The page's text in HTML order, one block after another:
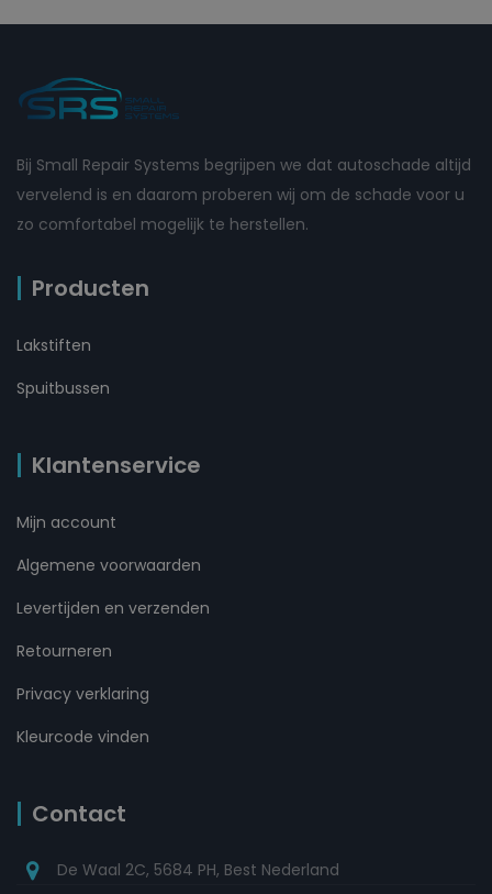
Bij Small Repair Systems begrijpen we dat autoschade altijd
vervelend is en daarom proberen wij om de schade voor u
zo comfortabel mogelijk te herstellen.
Producten
Lakstiften
Spuitbussen
Klantenservice
Mijn account
Algemene voorwaarden
Levertijden en verzenden
Retourneren
Privacy verklaring
Kleurcode vinden
Contact
De Waal 2C, 5684 PH, Best Nederland